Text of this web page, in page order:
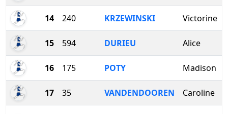
14 240 KRZEWINSKI Victorine
15 594 DURIEU Alice
16 175 POTY Madison
17 35 VANDENDOOREN Caroline